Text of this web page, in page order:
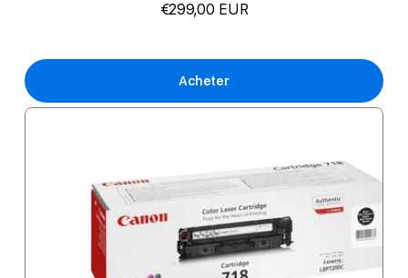
€299,00 EUR
Acheter